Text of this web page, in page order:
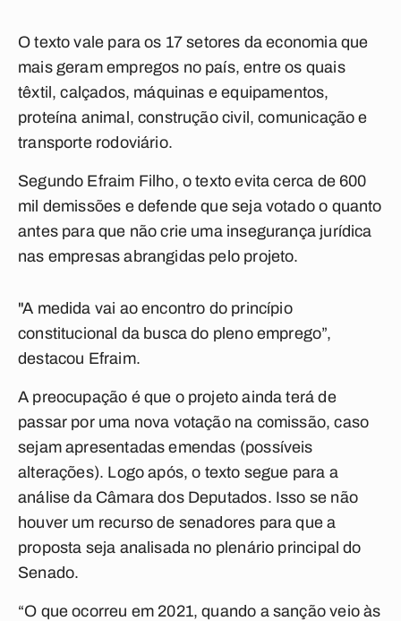
O texto vale para os 17 setores da economia que
mais geram empregos no país, entre os quais
têxtil, calçados, máquinas e equipamentos,
proteína animal, construção civil, comunicação e
transporte rodoviário.
Segundo Efraim Filho, o texto evita cerca de 600
mil demissões e defende que seja votado o quanto
antes para que não crie uma insegurança jurídica
nas empresas abrangidas pelo projeto.
"A medida vai ao encontro do princípio
constitucional da busca do pleno emprego”,
destacou Efraim.
A preocupação é que o projeto ainda terá de
passar por uma nova votação na comissão, caso
sejam apresentadas emendas (possíveis
alterações). Logo após, o texto segue para a
análise da Câmara dos Deputados. Isso se não
houver um recurso de senadores para que a
proposta seja analisada no plenário principal do
Senado.
“O que ocorreu em 2021, quando a sanção veio às